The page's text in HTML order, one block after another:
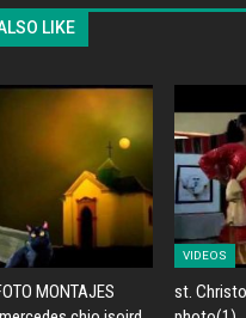
LIKE
MONTAJES
VIDEOS
st.